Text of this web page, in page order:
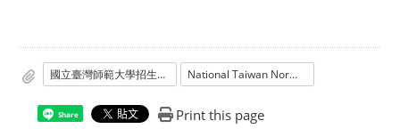
國立臺灣師範大學招生考試試場規則及違規處理辦法 National Taiwan Normal University Regulations Governing the Rules of Admission Examination Rooms and the Guidelines on Handling the Violations of the Rules
Share Print this page